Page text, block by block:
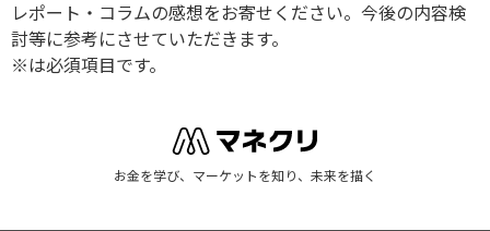
レポート・コラムの感想をお寄せください。今後の内容検
討等に参考にさせていただきます。
※は必須項目です。
お金を学び、マーケットを知り、未来を描く